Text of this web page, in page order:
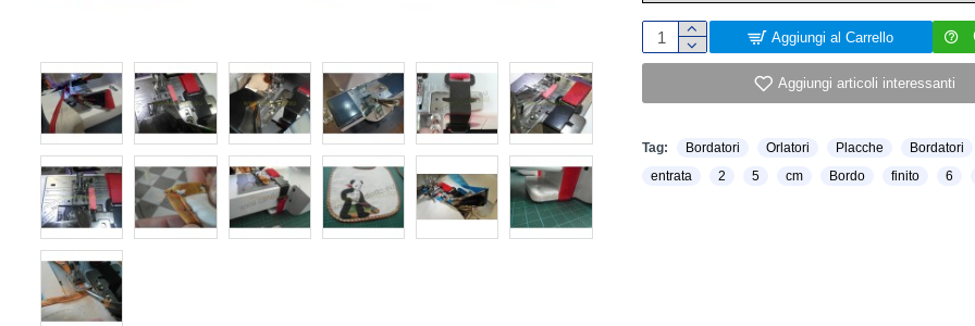
Aggiungi al Carrello
Aggiungi articoli interessanti
Tag: Bordatori Orlatori Placche Bordatori
entrata
2 5 cm Bordo finito 6